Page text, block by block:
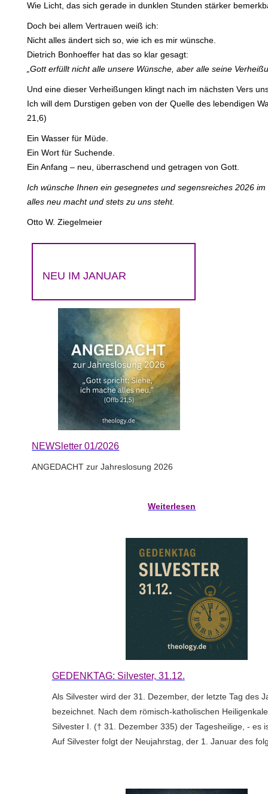
Wie Licht, das sich gerade in dunklen Stunden stärker
Doch bei allem Vertrauen weiß ich:
Nicht alles ändert sich so, wie ich es mir wünsche.
Dietrich Bonhoeffer hat das so klar gesagt:
„Gott erfüllt nicht alle unsere Wünsche, aber alle seine
Und eine dieser Verheißungen klingt nach im nächsten Vers
Ich will dem Durstigen geben von der Quelle des lebendigen
21,6)
Ein Wasser für Müde.
Ein Wort für Suchende.
Ein Anfang – neu, überraschend und getragen von Gott.
Ich wünsche Ihnen ein gesegnetes und segensreiches 2026
alles neu macht und stets zu uns steht.
Otto W. Ziegelmeier
NEU IM JANUAR
NEWSletter 01/2026
ANGEDACHT zur Jahreslosung 2026
Weiterlesen
GEDENKTAG: Silvester, 31.12.
Als Silvester wird der 31. Dezember, der letzte Tag des
bezeichnet. Nach dem römisch-katholischen
Silvester I. († 31. Dezember 335) der Tagesheilige, - es
Auf Silvester folgt der Neujahrstag, der 1. Januar des